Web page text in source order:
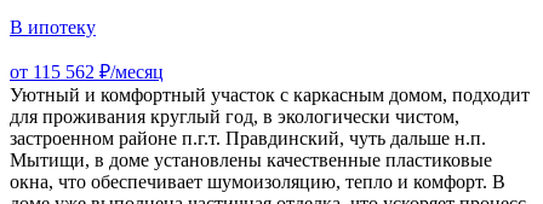
В ипотеку
от 115 562 ₽/месяц
Уютный и комфортный участок с каркасным домом, подходит
для проживания круглый год, в экологически чистом,
застроенном районе п.г.т. Правдинский, чуть дальше н.п.
Мытищи, в доме установлены качественные пластиковые
окна, что обеспечивает шумоизоляцию, тепло и комфорт. В